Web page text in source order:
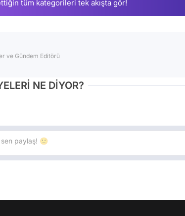
tüm kategorileri tek akışta gör!
ve Gündem Editörü
NE DİYOR?